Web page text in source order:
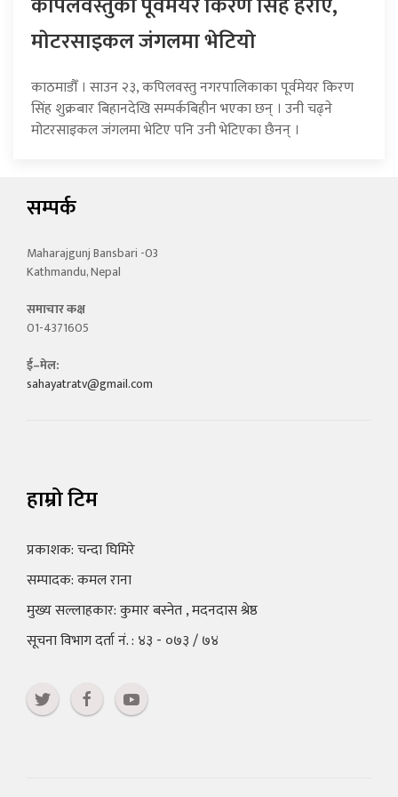
माेटरसाइकल जंगलमा भेटियाे
काठमाडौँ । साउन २३, कपिलवस्तु नगरपालिकाका पूर्वमेयर किरण
सिंह शुक्रबार बिहानदेखि सम्पर्कबिहीन भएका छन् । उनी चढ्ने
मोटरसाइकल जंगलमा भेटिए पनि उनी भेटिएका छैनन् ।
सम्पर्क
Maharajgunj Bansbari -03
Kathmandu, Nepal
समाचार कक्ष
01-4371605
ई–मेल:
sahayatratv@gmail.com
हाम्रो टिम
प्रकाशक: चन्दा घिमिरे
सम्पादक: कमल राना
मुख्य सल्लाहकार: कुमार बस्नेत , मदनदास श्रेष्ठ
सूचना विभाग दर्ता नं. : ४३ - ०७३ / ७४